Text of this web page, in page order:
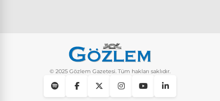
© 2025 Gözlem Gazetesi. Tüm hakları saklıdır.